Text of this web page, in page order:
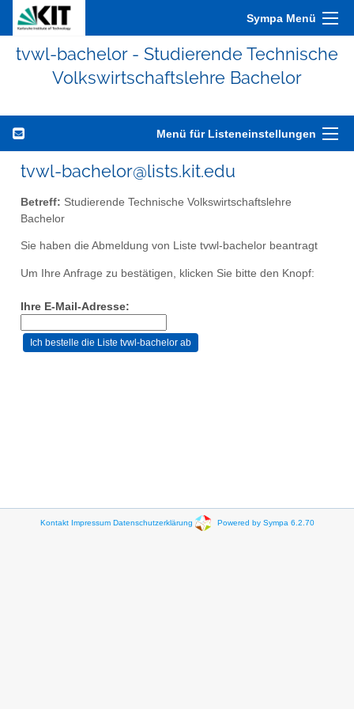
Sympa Menü
tvwl-bachelor - Studierende Technische
Volkswirtschaftslehre Bachelor
Menü für Listeneinstellungen
tvwl-bachelor@lists.kit.edu
Betreff: Studierende Technische Volkswirtschaftslehre
Bachelor
Sie haben die Abmeldung von Liste tvwl-bachelor beantragt
Um Ihre Anfrage zu bestätigen, klicken Sie bitte den Knopf:
Ihre E-Mail-Adresse:
Kontakt Impressum Datenschutzerklärung Powered by Sympa 6.2.70